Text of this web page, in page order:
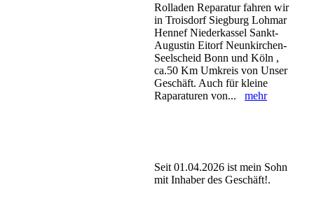
Rolladen Reparatur fahren wir
in Troisdorf Siegburg Lohmar
Hennef Niederkassel Sankt-
Augustin Eitorf Neunkirchen-
Seelscheid Bonn und Köln ,
ca.50 Km Umkreis von Unser
Geschäft. Auch für kleine
Raparaturen von...mehr
Seit 01.04.2026 ist mein Sohn
mit Inhaber des Geschäft!.